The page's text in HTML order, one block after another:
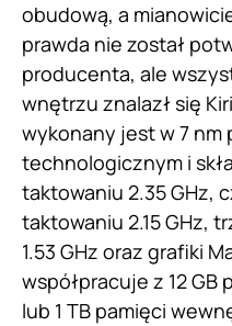
obudową, a
prawda nie został
producenta, ale
wnętrzu znalazł się
wykonany jest w 7 nm
technologicznym i
taktowaniu 2.35 GHz,
taktowaniu 2.15 GHz,
1.53 GHz oraz grafiki
współpracuje z 12 GB
lub 1 TB pamięci